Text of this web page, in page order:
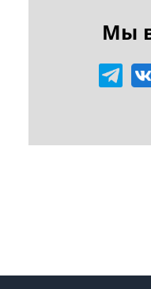
Мы